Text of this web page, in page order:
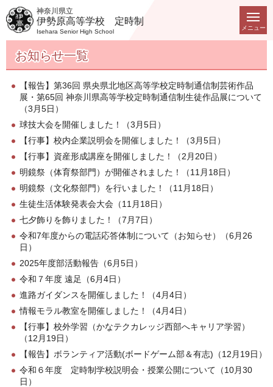
神奈川県立
伊勢原高等学校 定時制
Isehara Senior High School
メニュー
お知らせ一覧
【報告】第36回 県央県北地区高等学校定時制通信制芸術作品
展・第65回 神奈川県高等学校定時制通信制生徒作品展について
（3月5日）
球技大会を開催しました！（3月5日）
【行事】校内企業説明会を開催しました！（3月5日）
【行事】資産形成講座を開催しました！（2月20日）
明鏡祭（体育祭部門）が開催されました！（11月18日）
明鏡祭（文化祭部門）を行いました！（11月18日）
生徒生活体験発表会大会（11月18日）
七夕飾りを飾りました！（7月7日）
令和7年度からの電話応答体制について（お知らせ）（6月26
日）
2025年度部活動報告（6月5日）
令和７年度 遠足（6月4日）
進路ガイダンスを開催しました！（4月4日）
情報モラル教室を開催しました！（4月4日）
【行事】校外学習（かなテクカレッジ西部へキャリア学習）
（12月19日）
【報告】ボランティア活動(ボードゲーム部＆有志)（12月19日）
令和６年度 定時制学校説明会・授業公開について（10月30
日）